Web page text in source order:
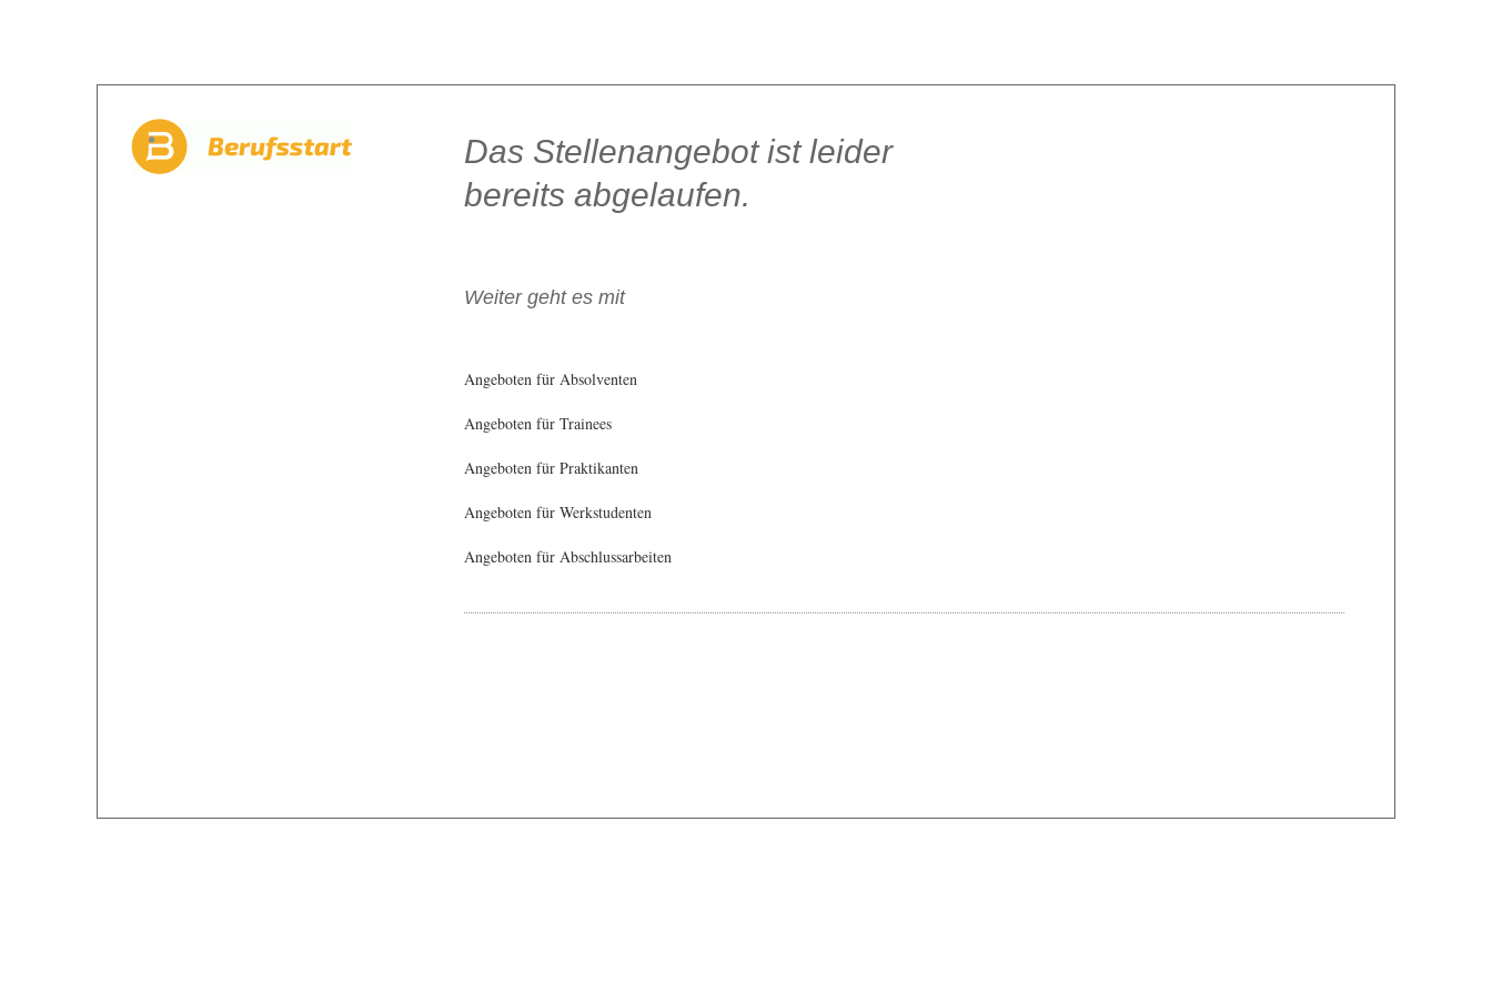
Das Stellenangebot ist leider
bereits abgelaufen.
Weiter geht es mit
Angeboten für Absolventen
Angeboten für Trainees
Angeboten für Praktikanten
Angeboten für Werkstudenten
Angeboten für Abschlussarbeiten